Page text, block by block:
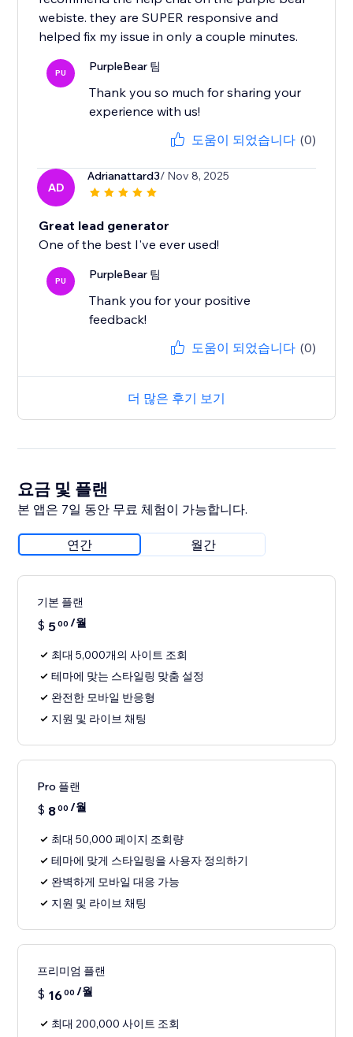
webiste. they are SUPER responsive and
helped fix my issue in only a couple minutes.
PU PurpleBear 팀
Thank you so much for sharing your
experience with us!
도움이 되었습니다 (0)
AD
Adrianattard3/ Nov 8, 2025
Great lead generator
One of the best I've ever used!
PU PurpleBear 팀
Thank you for your positive
feedback!
도움이 되었습니다 (0)
더 많은 후기 보기
요금 및 플랜
본 앱은 7일 동안 무료 체험이 가능합니다.
연간 월간
기본 플랜
$ 500 /월
최대 5,000개의 사이트 조회
테마에 맞는 스타일링 맞춤 설정
완전한 모바일 반응형
지원 및 라이브 채팅
Pro 플랜
$ 800 /월
최대 50,000 페이지 조회량
테마에 맞게 스타일링을 사용자 정의하기
완벽하게 모바일 대응 가능
지원 및 라이브 채팅
프리미엄 플랜
$ 1600 /월
최대 200,000 사이트 조회